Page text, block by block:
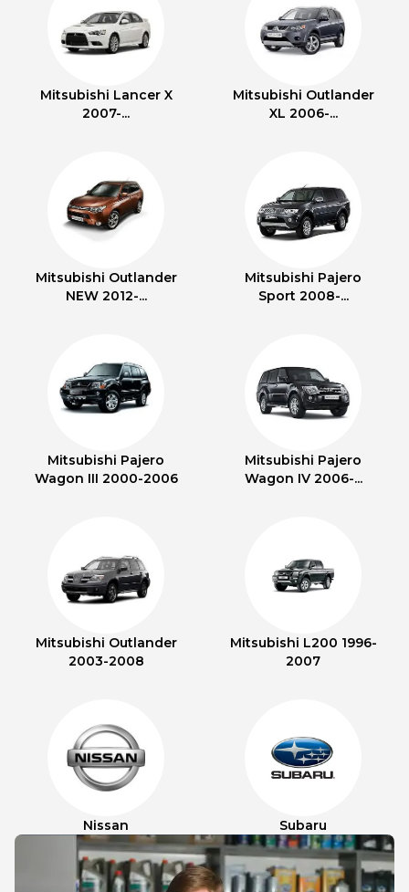
Mitsubishi Lancer X
2007-...
Mitsubishi Outlander
XL 2006-...
Mitsubishi Outlander
NEW 2012-...
Mitsubishi Pajero
Sport 2008-...
Mitsubishi Pajero
Wagon III 2000-2006
Mitsubishi Pajero
Wagon IV 2006-...
Mitsubishi Outlander
2003-2008
Mitsubishi L200 1996-
2007
Nissan Subaru